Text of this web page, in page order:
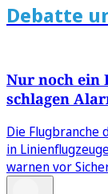
Debatte
Nur noch ein
schlagen
Die Flugbranche
in
warnen vor